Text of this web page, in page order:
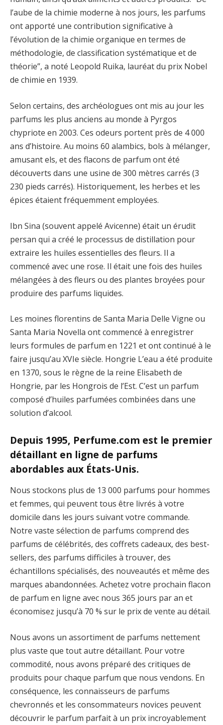
l’aube de la chimie moderne à nos jours, les parfums
ont apporté une contribution significative à
l’évolution de la chimie organique en termes de
méthodologie, de classification systématique et de
théorie”, a noté Leopold Ruika, lauréat du prix Nobel
de chimie en 1939.
Selon certains, des archéologues ont mis au jour les
parfums les plus anciens au monde à Pyrgos
chypriote en 2003. Ces odeurs portent près de 4 000
ans d’histoire. Au moins 60 alambics, bols à mélanger,
amusant els, et des flacons de parfum ont été
découverts dans une usine de 300 mètres carrés (3
230 pieds carrés). Historiquement, les herbes et les
épices étaient fréquemment employées.
Ibn Sina (souvent appelé Avicenne) était un érudit
persan qui a créé le processus de distillation pour
extraire les huiles essentielles des fleurs. Il a
commencé avec une rose. Il était une fois des huiles
mélangées à des fleurs ou des plantes broyées pour
produire des parfums liquides.
Les moines florentins de Santa Maria Delle Vigne ou
Santa Maria Novella ont commencé à enregistrer
leurs formules de parfum en 1221 et ont continué à le
faire jusqu’au XVIe siècle. Hongrie L’eau a été produite
en 1370, sous le règne de la reine Elisabeth de
Hongrie, par les Hongrois de l’Est. C’est un parfum
composé d’huiles parfumées combinées dans une
solution d’alcool.
Depuis 1995, Perfume.com est le premier
détaillant en ligne de parfums
abordables aux États-Unis.
Nous stockons plus de 13 000 parfums pour hommes
et femmes, qui peuvent tous être livrés à votre
domicile dans les jours suivant votre commande.
Notre vaste sélection de parfums comprend des
parfums de célébrités, des coffrets cadeaux, des best-
sellers, des parfums difficiles à trouver, des
échantillons spécialisés, des nouveautés et même des
marques abandonnées. Achetez votre prochain flacon
de parfum en ligne avec nous 365 jours par an et
économisez jusqu’à 70 % sur le prix de vente au détail.
Nous avons un assortiment de parfums nettement
plus vaste que tout autre détaillant. Pour votre
commodité, nous avons préparé des critiques de
produits pour chaque parfum que nous vendons. En
conséquence, les connaisseurs de parfums
chevronnés et les consommateurs novices peuvent
découvrir le parfum parfait à un prix incroyablement